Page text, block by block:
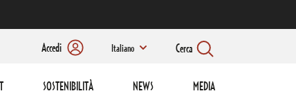
Accedi Italiano Cerca
SOSTENIBILITÀ NEWS MEDIA